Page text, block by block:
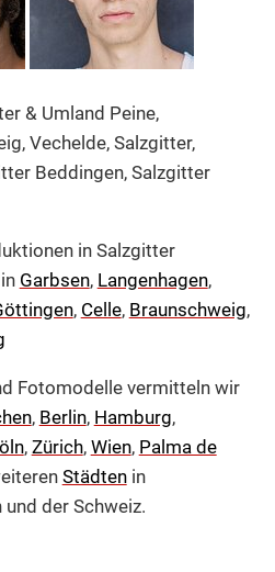
& Umland Peine,
Vechelde, Salzgitter,
Beddingen, Salzgitter
in Salzgitter
Garbsen, Langenhagen,
, Celle, Braunschweig,
Fotomodelle vermitteln wir
, Berlin, Hamburg,
, Zürich, Wien, Palma de
Städtenin
der Schweiz.